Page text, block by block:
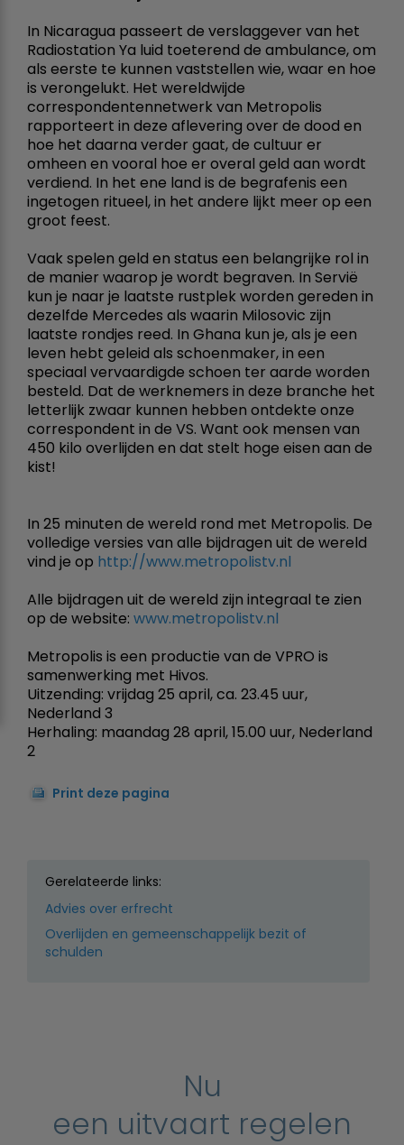
In Nicaragua passeert de verslaggever van het
Radiostation Ya luid toeterend de ambulance, om
als eerste te kunnen vaststellen wie, waar en hoe
is verongelukt. Het wereldwijde
correspondentennetwerk van Metropolis
rapporteert in deze aflevering over de dood en
hoe het daarna verder gaat, de cultuur er
omheen en vooral hoe er overal geld aan wordt
verdiend. In het ene land is de begrafenis een
ingetogen ritueel, in het andere lijkt meer op een
groot feest.
Vaak spelen geld en status een belangrijke rol in
de manier waarop je wordt begraven. In Servië
kun je naar je laatste rustplek worden gereden in
dezelfde Mercedes als waarin Milosovic zijn
laatste rondjes reed. In Ghana kun je, als je een
leven hebt geleid als schoenmaker, in een
speciaal vervaardigde schoen ter aarde worden
besteld. Dat de werknemers in deze branche het
letterlijk zwaar kunnen hebben ontdekte onze
correspondent in de VS. Want ook mensen van
450 kilo overlijden en dat stelt hoge eisen aan de
kist!
In 25 minuten de wereld rond met Metropolis. De
volledige versies van alle bijdragen uit de wereld
vind je op http://www.metropolistv.nl
Alle bijdragen uit de wereld zijn integraal te zien
op de website: www.metropolistv.nl
Metropolis is een productie van de VPRO is
samenwerking met Hivos.
Uitzending: vrijdag 25 april, ca. 23.45 uur,
Nederland 3
Herhaling: maandag 28 april, 15.00 uur, Nederland
2
Print deze pagina
Gerelateerde links:
Advies over erfrecht
Overlijden en gemeenschappelijk bezit of
schulden
Nu
een uitvaart regelen